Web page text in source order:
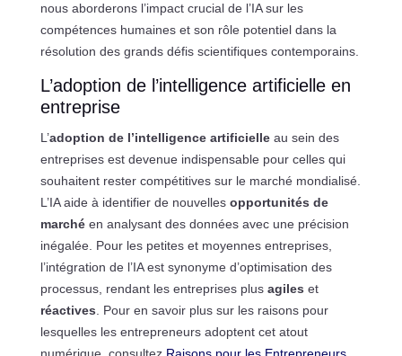
nous aborderons l’impact crucial de l’IA sur les
compétences humaines et son rôle potentiel dans la
résolution des grands défis scientifiques contemporains.
L’adoption de l’intelligence artificielle en
entreprise
L’adoption de l’intelligence artificielleau sein des
entreprises est devenue indispensable pour celles qui
souhaitent rester compétitives sur le marché mondialisé.
L’IA aide à identifier de nouvelles opportunités de
marchéen analysant des données avec une précision
inégalée. Pour les petites et moyennes entreprises,
l’intégration de l’IA est synonyme d’optimisation des
processus, rendant les entreprises plus agiles et
réactives. Pour en savoir plus sur les raisons pour
lesquelles les entrepreneurs adoptent cet atout